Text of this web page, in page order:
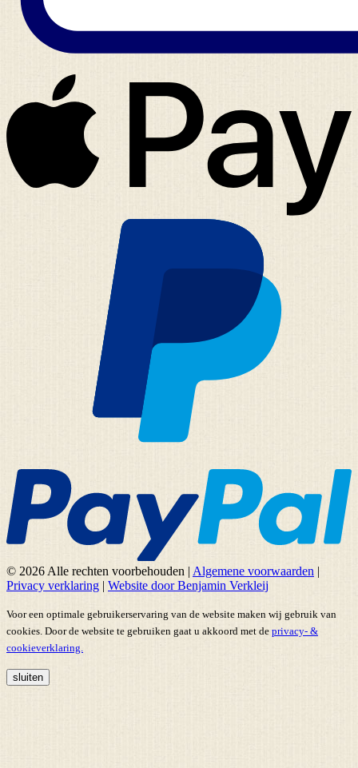
© 2026 Alle rechten voorbehouden | Algemene voorwaarden |
Privacy verklaring | Website door Benjamin Verkleij
Voor een optimale gebruikerservaring van de website maken wij gebruik van
cookies. Door de website te gebruiken gaat u akkoord met de privacy- &
cookieverklaring.
sluiten